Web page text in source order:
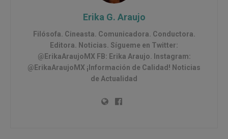
Erika G. Araujo
Filósofa. Cineasta. Comunicadora. Conductora.
Editora. Noticias. Sígueme en Twitter:
@ErikaAraujoMX FB: Erika Araujo. Instagram:
@ErikaAraujoMX ¡Información de Calidad! Noticias
de Actualidad